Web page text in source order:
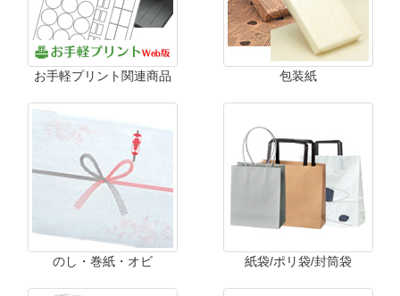
お手軽プリント関連商品 包装紙
のし・巻紙・オビ 紙袋/ポリ袋/封筒袋